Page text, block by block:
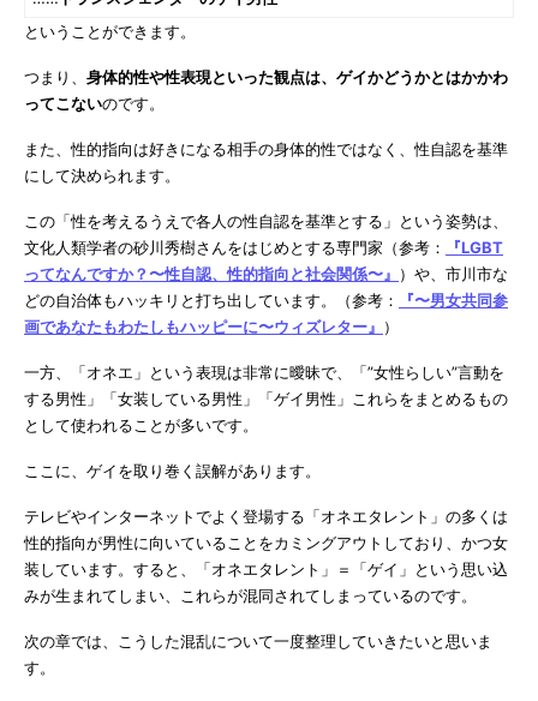
ということができます。
つまり、 身体的性や性表現といった観点は、ゲイかどうかとはかかわ
ってこないのです。
また、性的指向は好きになる相手の身体的性ではなく、性自認を基準
にして決められます。
この「性を考えるうえで各人の性自認を基準とする」という姿勢は、
文化人類学者の砂川秀樹さんをはじめとする専門家（参考：
『LGBT
ってなんですか？〜性自認、性的指向と社会関係〜』 ）や、市川市な
どの自治体もハッキリと打ち出しています。（参考：
『〜男女共同参
画であなたもわたしもハッピーに〜ウィズレター』 ）
一方、「オネエ」という表現は非常に曖昧で、「”女性らしい”言動を
する男性」「女装している男性」「ゲイ男性」これらをまとめるもの
として使われることが多いです。
ここに、ゲイを取り巻く誤解があります。
テレビやインターネットでよく登場する「オネエタレント」の多くは
性的指向が男性に向いていることをカミングアウトしており、かつ女
装しています。すると、「オネエタレント」＝「ゲイ」という思い込
みが生まれてしまい、これらが混同されてしまっているのです。
次の章では、こうした混乱について一度整理していきたいと思いま
す。